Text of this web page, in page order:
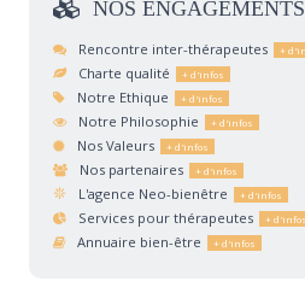
NOS ENGAGEMENTS
Rencontre inter-thérapeutes
Charte qualité
Notre Ethique
Notre Philosophie
Nos Valeurs
Nos partenaires
L'agence Neo-bienêtre
Services pour thérapeutes
Annuaire bien-être